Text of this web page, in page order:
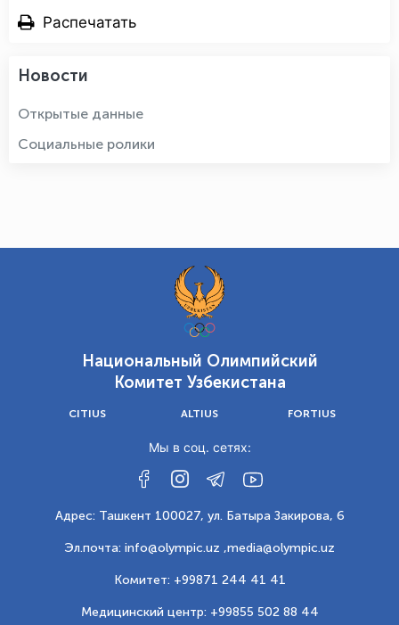
Распечатать
Новости
Открытые данные
Социальные ролики
Национальный Олимпийский
Комитет Узбекистана
CITIUS ALTIUS FORTIUS
Мы в соц. сетях:
Адрес: Ташкент 100027, ул. Батыра Закирова, 6
Эл.почта: info@olympic.uz ,media@olympic.uz
Комитет: +99871 244 41 41
Медицинский центр: +99855 502 88 44